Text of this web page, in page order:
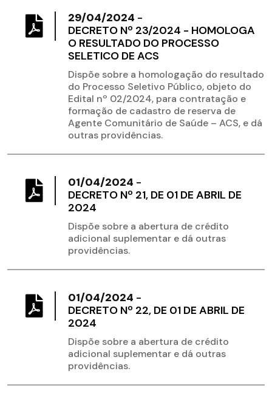
29/04/2024 -
DECRETO Nº 23/2024 - HOMOLOGA
O RESULTADO DO PROCESSO
SELETICO DE ACS
Dispõe sobre a homologação do resultado
do Processo Seletivo Público, objeto do
Edital nº 02/2024, para contratação e
formação de cadastro de reserva de
Agente Comunitário de Saúde – ACS, e dá
outras providências.
01/04/2024 -
DECRETO Nº 21, DE 01 DE ABRIL DE
2024
Dispõe sobre a abertura de crédito
adicional suplementar e dá outras
providências.
01/04/2024 -
DECRETO Nº 22, DE 01 DE ABRIL DE
2024
Dispõe sobre a abertura de crédito
adicional suplementar e dá outras
providências.